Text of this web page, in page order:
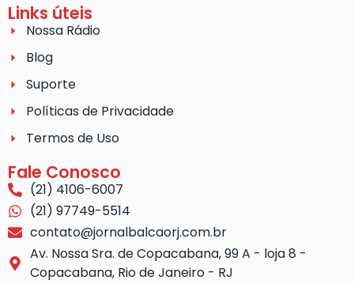
Links úteis
Nossa Rádio
Blog
Suporte
Políticas de Privacidade
Termos de Uso
Fale Conosco
(21) 4106-6007
(21) 97749-5514
contato@jornalbalcaorj.com.br
Av. Nossa Sra. de Copacabana, 99 A - loja 8 -
Copacabana, Rio de Janeiro - RJ